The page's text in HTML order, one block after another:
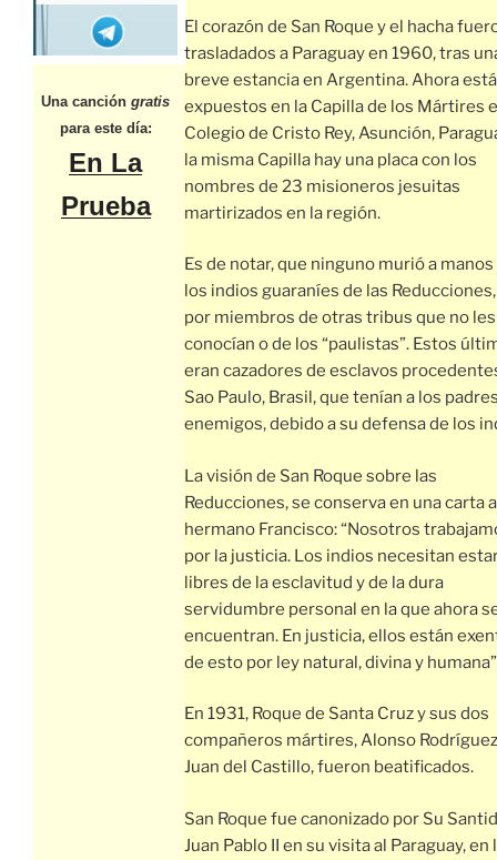
Una canción gratis
para este día:
En La
Prueba
El corazón de San Roque y el hacha
trasladados a Paraguay en 1960, tras
breve estancia en Argentina. Ahora
expuestos en la Capilla de los Mártires
Colegio de Cristo Rey, Asunción,
la misma Capilla hay una placa con los
nombres de 23 misioneros jesuitas
martirizados en la región.
Es de notar, que ninguno murió a manos
los indios guaraníes de las
por miembros de otras tribus que no les
conocían o de los “paulistas”. Estos
eran cazadores de esclavos
Sao Paulo, Brasil, que tenían a los
enemigos, debido a su defensa de los
La visión de San Roque sobre las
Reducciones, se conserva en una carta
hermano Francisco: “Nosotros
por la justicia. Los indios necesitan
libres de la esclavitud y de la dura
servidumbre personal en la que ahora
encuentran. En justicia, ellos están
de esto por ley natural, divina y
En 1931, Roque de Santa Cruz y sus dos
compañeros mártires, Alonso
Juan del Castillo, fueron beatificados.
San Roque fue canonizado por Su
Juan Pablo II en su visita al Paraguay, en